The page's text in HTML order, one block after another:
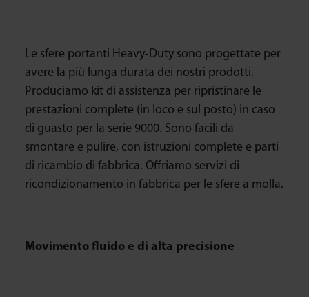
Le sfere portanti Heavy-Duty sono progettate per
avere la più lunga durata dei nostri prodotti.
Produciamo kit di assistenza per ripristinare le
prestazioni complete (in loco e sul posto) in caso
di guasto per la serie 9000. Sono facili da
smontare e pulire, con istruzioni complete e parti
di ricambio di fabbrica. Offriamo servizi di
ricondizionamento in fabbrica per le sfere a molla.
Movimento fluido e di alta precisione